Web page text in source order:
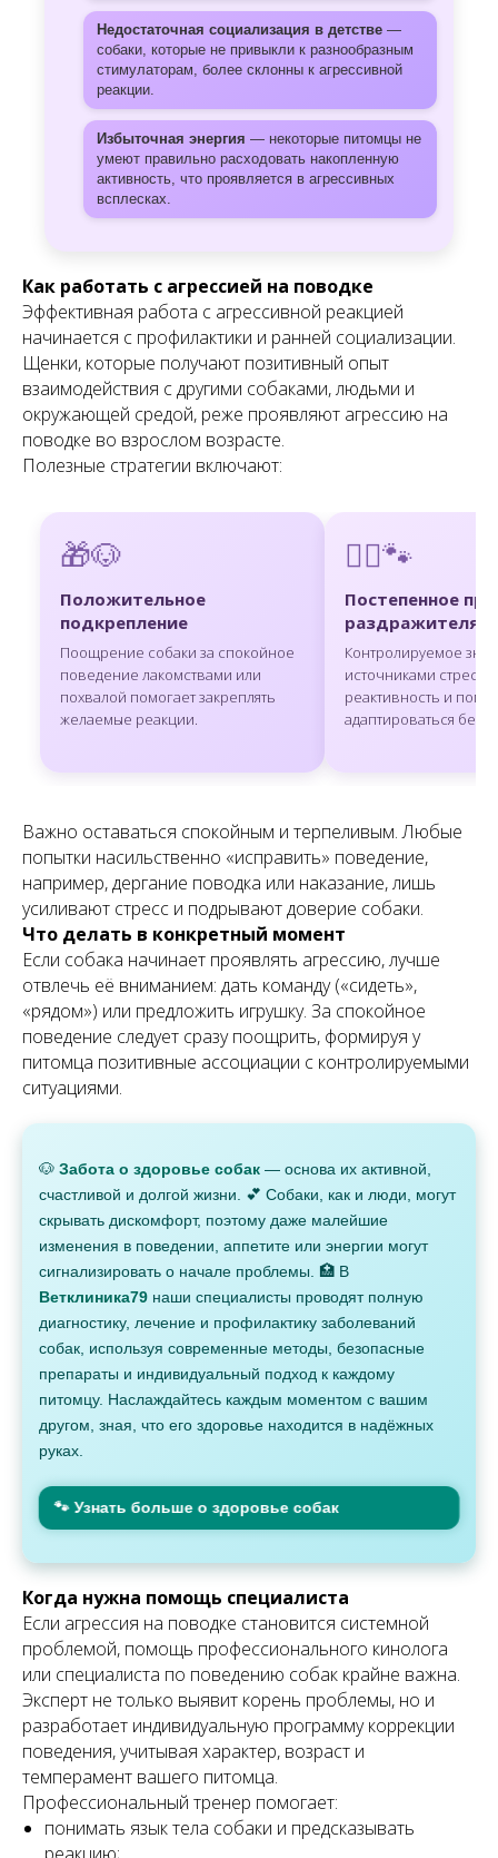
Недостаточная социализация в детстве —
собаки, которые не привыкли к разнообразным
стимулаторам, более склонны к агрессивной
реакции.
Избыточная энергия — некоторые питомцы не
умеют правильно расходовать накопленную
активность, что проявляется в агрессивных
всплесках.
Как работать с агрессией на поводке
Эффективная работа с агрессивной реакцией
начинается с профилактики и ранней социализации.
Щенки, которые получают позитивный опыт
взаимодействия с другими собаками, людьми и
окружающей средой, реже проявляют агрессию на
поводке во взрослом возрасте.
Полезные стратегии включают:
🎁🐶
Положительное
подкрепление
Поощрение собаки за спокойное
поведение лакомствами или
похвалой помогает закреплять
желаемые реакции.
🧘‍♂️🐾
Постепенное
раздражителям
Контролируемое
источниками
реактивность и
адаптироваться без
Важно оставаться спокойным и терпеливым. Любые
попытки насильственно «исправить» поведение,
например, дергание поводка или наказание, лишь
усиливают стресс и подрывают доверие собаки.
Что делать в конкретный момент
Если собака начинает проявлять агрессию, лучше
отвлечь её вниманием: дать команду («сидеть»,
«рядом») или предложить игрушку. За спокойное
поведение следует сразу поощрить, формируя у
питомца позитивные ассоциации с контролируемыми
ситуациями.
🐶 Забота о здоровье собак — основа их активной,
счастливой и долгой жизни. 💕 Собаки, как и люди, могут
скрывать дискомфорт, поэтому даже малейшие
изменения в поведении, аппетите или энергии могут
сигнализировать о начале проблемы. 🏥 В
Ветклиника79 наши специалисты проводят полную
диагностику, лечение и профилактику заболеваний
собак, используя современные методы, безопасные
препараты и индивидуальный подход к каждому
питомцу. Наслаждайтесь каждым моментом с вашим
другом, зная, что его здоровье находится в надёжных
руках.
🐾 Узнать больше о здоровье собак
Когда нужна помощь специалиста
Если агрессия на поводке становится системной
проблемой, помощь профессионального кинолога
или специалиста по поведению собак крайне важна.
Эксперт не только выявит корень проблемы, но и
разработает индивидуальную программу коррекции
поведения, учитывая характер, возраст и
темперамент вашего питомца.
Профессиональный тренер помогает:
понимать язык тела собаки и предсказывать